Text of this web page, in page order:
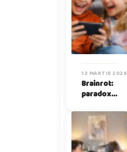
12 MARTIE 2026
Brainrot:
paradoxul
fără sens
pe care
copiii le
iubesc